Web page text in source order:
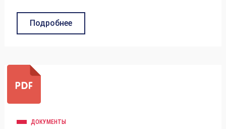
Подробнее
ДОКУМЕНТЫ